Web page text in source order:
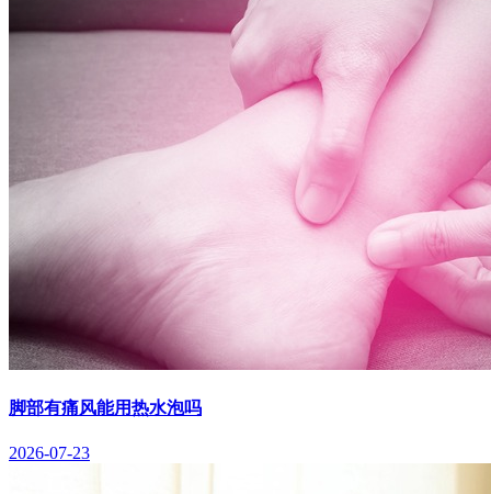
脚部有痛风能用热水泡吗
2026-07-23